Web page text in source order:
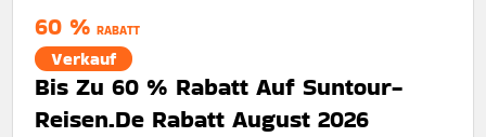
60 % RABATT
Verkauf
Bis Zu 60 % Rabatt Auf Suntour-
Reisen.De Rabatt August 2026